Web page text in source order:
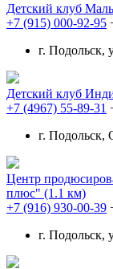
Детский клуб
+7 (915) 000-92-95
г. Подольск,
Детский клуб
+7 (4967) 55-89-31
г. Подольск,
Центр
плюс" (1.1 км)
+7 (916) 930-00-39
г. Подольск,